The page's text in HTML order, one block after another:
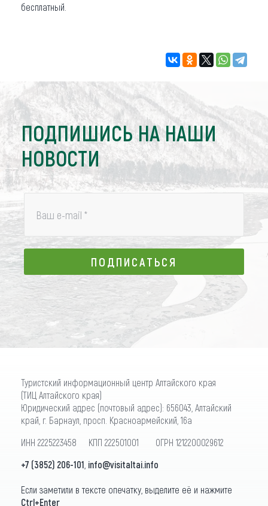
бесплатный.
ПОДПИШИСЬ НА НАШИ
НОВОСТИ
Ваш e-mail *
ПОДПИСАТЬСЯ
ПОДПИСАТЬСЯ
Туристский информационный центр Алтайского края
(ТИЦ Алтайского края)
Юридический адрес (почтовый адрес): 656043, Алтайский
край, г. Барнаул, просп. Красноармейский, 16а
ИНН 2225223458 КПП 222501001 ОГРН 1212200029612
+7 (3852) 206-101 info@visitaltai.info
Если заметили в тексте опечатку, выделите её и нажмите
Ctrl+Enter